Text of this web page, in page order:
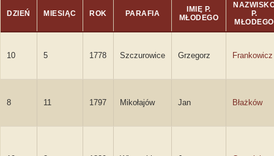
DZIEŃ MIESIĄC ROK PARAFIA
IMIĘ P.
MŁODEGO
P.
MŁODEGO
10 5 1778 Szczurowice Grzegorz Frankowicz
8 11 1797 Mikołajów Jan Błażków